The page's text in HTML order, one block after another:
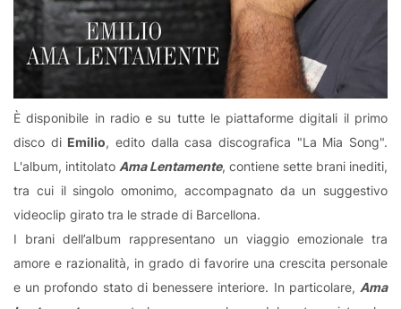
È disponibile in radio e su tutte le piattaforme digitali il primo
disco di Emilio, edito dalla casa discografica "La Mia Song".
L'album, intitolato Ama Lentamente, contiene sette brani inediti,
tra cui il singolo omonimo, accompagnato da un suggestivo
videoclip girato tra le strade di Barcellona.
I brani dell’album rappresentano un viaggio emozionale tra
amore e razionalità, in grado di favorire una crescita personale
e un profondo stato di benessere interiore. In particolare, Ama